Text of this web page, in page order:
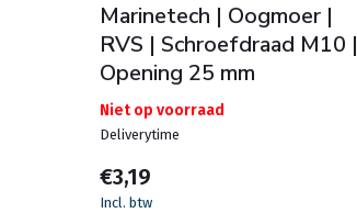
Marinetech | Oogmoer |
RVS | Schroefdraad M10 |
Opening 25 mm
Niet op voorraad
Deliverytime
€3,19
Incl. btw